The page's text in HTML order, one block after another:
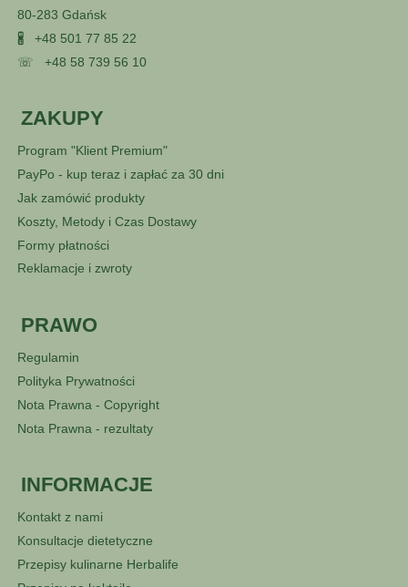
80-283 Gdańsk
🖁 +48 501 77 85 22
☏ +48 58 739 56 10
ZAKUPY
Program "Klient Premium"
PayPo - kup teraz i zapłać za 30 dni
Jak zamówić produkty
Koszty, Metody i Czas Dostawy
Formy płatności
Reklamacje i zwroty
PRAWO
Regulamin
Polityka Prywatności
Nota Prawna - Copyright
Nota Prawna - rezultaty
INFORMACJE
Kontakt z nami
Konsultacje dietetyczne
Przepisy kulinarne Herbalife